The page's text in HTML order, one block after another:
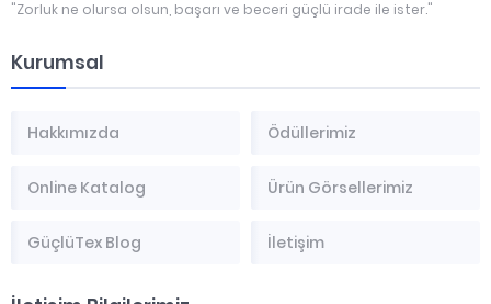
"Zorluk ne olursa olsun, başarı ve beceri güçlü irade ile ister."
Kurumsal
Hakkımızda Ödüllerimiz
Online Katalog Ürün Görsellerimiz
GüçlüTex Blog İletişim